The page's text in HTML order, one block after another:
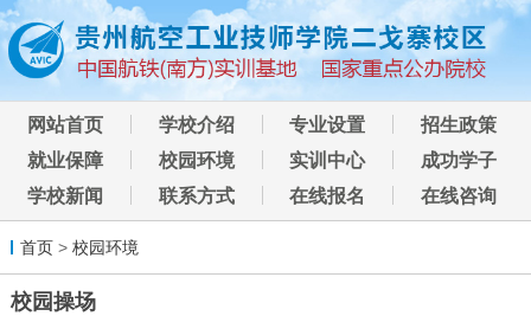
网站首页 学校介绍 专业设置
招生政策
就业保障
校园环境 实训中心
成功学子
学校新闻
联系方式 在线报名 在线咨询
首页> 校园环境
校园操场